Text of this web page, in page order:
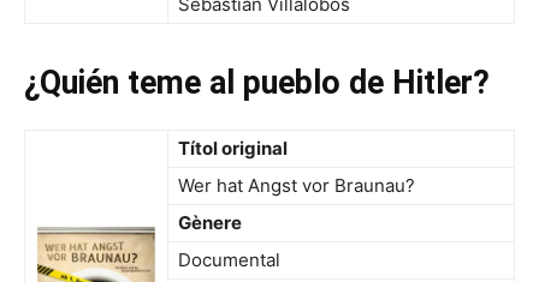
¿Quién teme al pueblo de Hitler?
Títol original
Wer hat Angst vor Braunau?
Gènere
Documental